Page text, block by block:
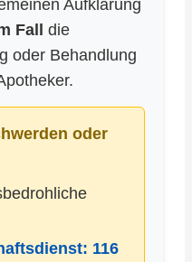
Aufklärung
Fall
die
oder Behandlung
oder
116